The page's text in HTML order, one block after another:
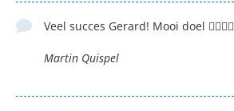
Veel succes Gerard! Mooi doel 👍🏻👍🏻
Martin Quispel